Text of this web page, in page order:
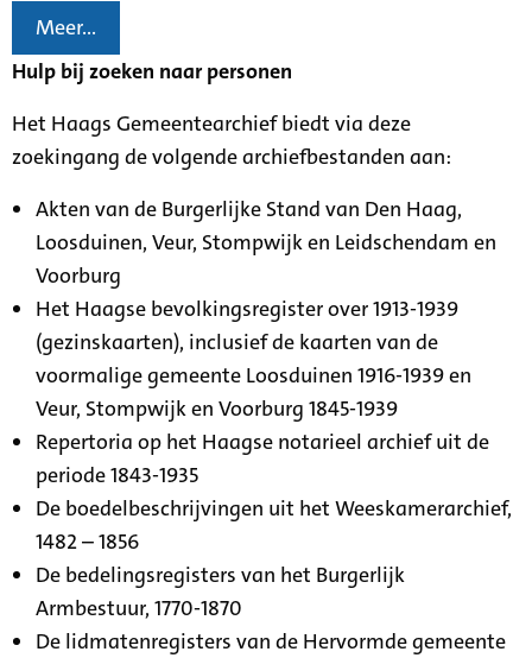
Meer...
Hulp bij zoeken naar personen
Het Haags Gemeentearchief biedt via deze
zoekingang de volgende archiefbestanden aan:
Akten van de Burgerlijke Stand van Den Haag,
Loosduinen, Veur, Stompwijk en Leidschendam en
Voorburg
Het Haagse bevolkingsregister over 1913-1939
(gezinskaarten), inclusief de kaarten van de
voormalige gemeente Loosduinen 1916-1939 en
Veur, Stompwijk en Voorburg 1845-1939
Repertoria op het Haagse notarieel archief uit de
periode 1843-1935
De boedelbeschrijvingen uit het Weeskamerarchief,
1482 – 1856
De bedelingsregisters van het Burgerlijk
Armbestuur, 1770-1870
De lidmatenregisters van de Hervormde gemeente